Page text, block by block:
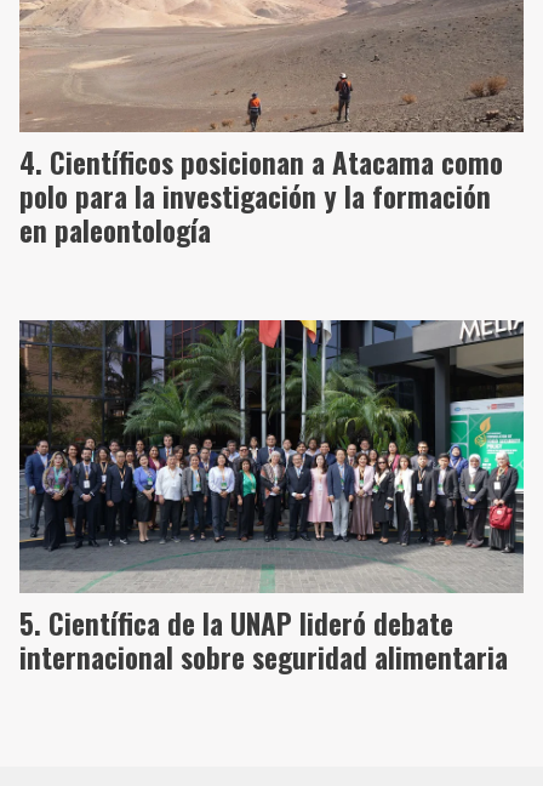
Científicos posicionan a Atacama como
polo para la investigación y la formación
en paleontología
Científica de la UNAP lideró debate
internacional sobre seguridad alimentaria